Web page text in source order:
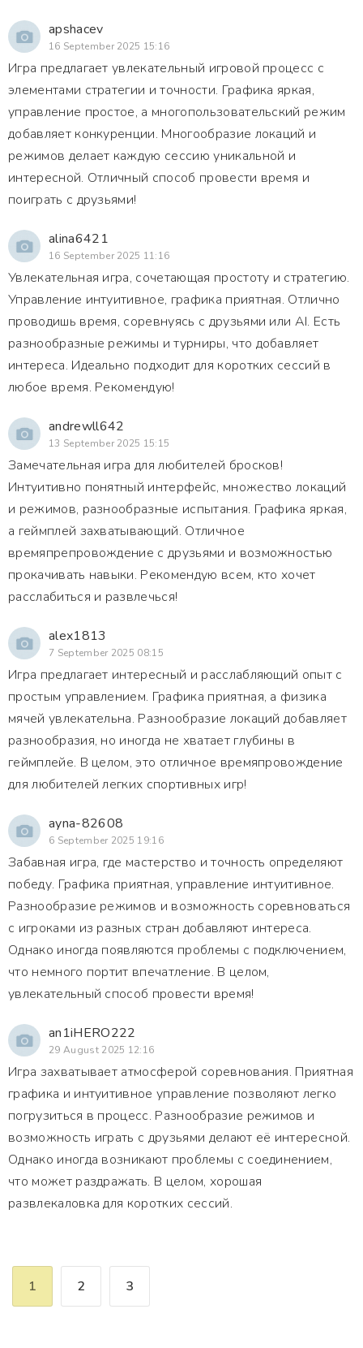
apshacev
16 September 2025 15:16
Игра предлагает увлекательный игровой процесс с
элементами стратегии и точности. Графика яркая,
управление простое, а многопользовательский режим
добавляет конкуренции. Многообразие локаций и
режимов делает каждую сессию уникальной и
интересной. Отличный способ провести время и
поиграть с друзьями!
alina6421
16 September 2025 11:16
Увлекательная игра, сочетающая простоту и стратегию.
Управление интуитивное, графика приятная. Отлично
проводишь время, соревнуясь с друзьями или AI. Есть
разнообразные режимы и турниры, что добавляет
интереса. Идеально подходит для коротких сессий в
любое время. Рекомендую!
andrewll642
13 September 2025 15:15
Замечательная игра для любителей бросков!
Интуитивно понятный интерфейс, множество локаций
и режимов, разнообразные испытания. Графика яркая,
а геймплей захватывающий. Отличное
времяпрепровождение с друзьями и возможностью
прокачивать навыки. Рекомендую всем, кто хочет
расслабиться и развлечься!
alex1813
7 September 2025 08:15
Игра предлагает интересный и расслабляющий опыт с
простым управлением. Графика приятная, а физика
мячей увлекательна. Разнообразие локаций добавляет
разнообразия, но иногда не хватает глубины в
геймплейе. В целом, это отличное времяпровождение
для любителей легких спортивных игр!
ayna-82608
6 September 2025 19:16
Забавная игра, где мастерство и точность определяют
победу. Графика приятная, управление интуитивное.
Разнообразие режимов и возможность соревноваться
с игроками из разных стран добавляют интереса.
Однако иногда появляются проблемы с подключением,
что немного портит впечатление. В целом,
увлекательный способ провести время!
an1iHERO222
29 August 2025 12:16
Игра захватывает атмосферой соревнования. Приятная
графика и интуитивное управление позволяют легко
погрузиться в процесс. Разнообразие режимов и
возможность играть с друзьями делают её интересной.
Однако иногда возникают проблемы с соединением,
что может раздражать. В целом, хорошая
развлекаловка для коротких сессий.
1 2 3